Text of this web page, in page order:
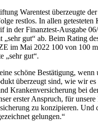
Warentest überzeugte
restlos. In allen getesteten
in der Finanztest-Ausgabe
„sehr gut“ ab. Beim Rating
im Mai 2022 100 von 100
„sehr gut“.
schöne Bestätigung, wenn
überzeugt sind, wie wir
Krankenversicherung bei
erster Anspruch, für
zu konzipieren. Und
gelungen.“